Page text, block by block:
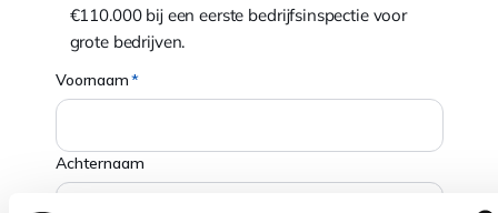
€110.000 bij een eerste bedrijfsinspectie voor
grote bedrijven.